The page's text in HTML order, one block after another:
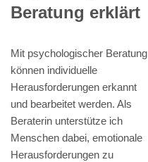
Beratung erklärt
Mit psychologischer Beratung
können individuelle
Herausforderungen erkannt
und bearbeitet werden. Als
Beraterin unterstütze ich
Menschen dabei, emotionale
Herausforderungen zu